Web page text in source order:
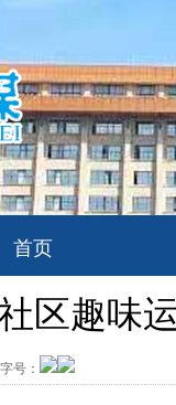
首页
区趣味
字号：